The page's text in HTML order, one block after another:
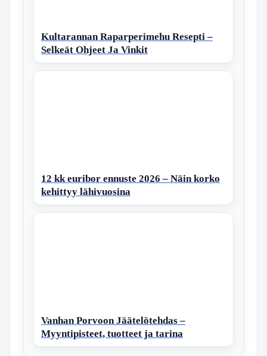
Kultarannan Raparperimehu Resepti –
Selkeät Ohjeet Ja Vinkit
12 kk euribor ennuste 2026 – Näin korko
kehittyy lähivuosina
Vanhan Porvoon Jäätelötehdas –
Myyntipisteet, tuotteet ja tarina